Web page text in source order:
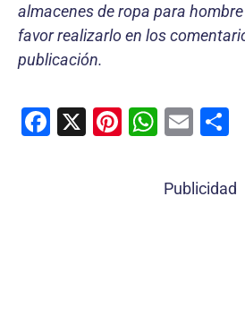
almacenes de ropa para
favor realizarlo en los
publicación.
F
X
Pi W
at
E
ai m
Publicidad